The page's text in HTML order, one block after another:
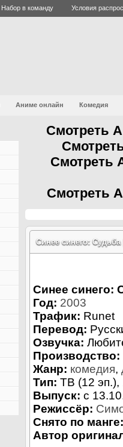
Набор в команду Условия
Аниме онлайн Комедия
Смотреть
Смотреть
Смотреть
Синее синего:
Синее синего:
Год: 2003
Трафик: Runet
Перевод:
Озвучка:
Производство:
Жанр: комедия,
Тип: ТВ (12
Выпуск: c
Режиссёр:
Снято по манге:
Автор